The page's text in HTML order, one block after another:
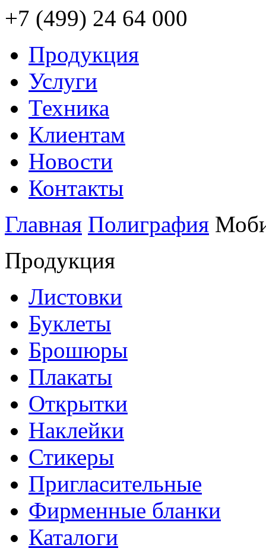
+7 (499) 24 64 000
Продукция
Услуги
Техника
Клиентам
Новости
Контакты
Главная Полиграфия
Продукция
Листовки
Буклеты
Брошюры
Плакаты
Открытки
Наклейки
Стикеры
Пригласительные
Фирменные бланки
Каталоги